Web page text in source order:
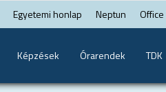
Egyetemi honlap Neptun
Képzések Órarendek TDK